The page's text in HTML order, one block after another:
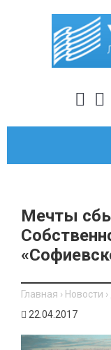
Мечты
Главная › Новости ›
22.04.2017